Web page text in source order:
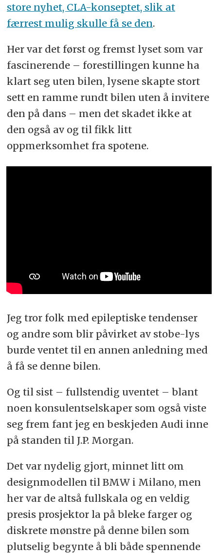
store nyhet, CLA-konseptet, slik at
færrest mulig skulle få se den.
Her var det først og fremst lyset som var
fascinerende – forestillingen kunne ha
klart seg uten bilen, lysene skapte stort
sett en ramme rundt bilen uten å invitere
den på dans – men det skadet ikke at
den også av og til fikk litt
oppmerksomhet fra spotene.
Jeg tror folk med epileptiske tendenser
og andre som blir påvirket av stobe-lys
burde ventet til en annen anledning med
å få se denne bilen.
Og til sist – fullstendig uventet – blant
noen konsulentselskaper som også viste
seg frem fant jeg en beskjeden Audi inne
på standen til J.P. Morgan.
Det var nydelig gjort, minnet litt om
designmodellen til BMW i Milano, men
her var de altså fullskala og en veldig
presis prosjektor la på bleke farger og
diskrete mønstre på denne bilen som
plutselig begynte å bli både spennende